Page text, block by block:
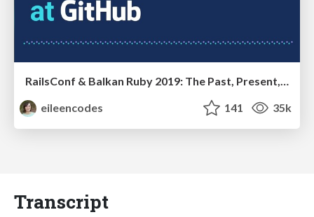
RailsConf & Balkan Ruby 2019: The Past, Present, and Future of Rails at GitHub
eileencodes
141 35k
Transcript